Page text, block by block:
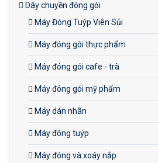
Dây chuyền đóng gói
Máy Đóng Tuýp Viên Sủi
Máy đóng gói thực phẩm
Máy đóng gói cafe - trà
Máy đóng gói mỹ phẩm
Máy dán nhãn
Máy đóng tuýp
Máy đóng và xoáy nắp